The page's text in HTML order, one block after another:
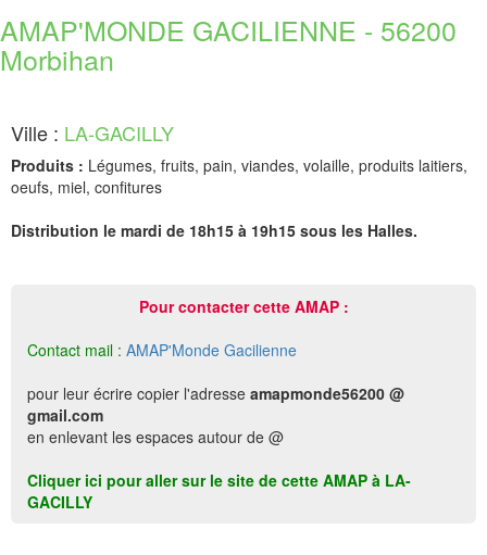
AMAP'MONDE GACILIENNE - 56200
Morbihan
Ville : LA-GACILLY
Produits : Légumes, fruits, pain, viandes, volaille, produits laitiers,
oeufs, miel, confitures
Distribution le mardi de 18h15 à 19h15 sous les Halles.
Pour contacter cette AMAP :
Contact mail : AMAP'Monde Gacilienne
pour leur écrire copier l'adresse amapmonde56200 @
gmail.com
en enlevant les espaces autour de @
Cliquer ici pour aller sur le site de cette AMAP à LA-
GACILLY